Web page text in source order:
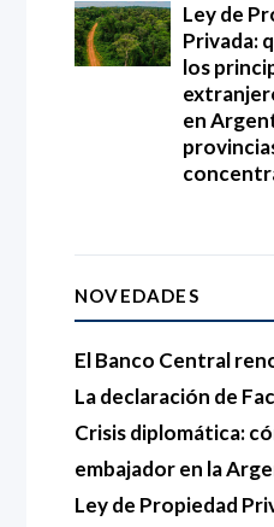
Ley de
Privada:
los
en
NOVEDADES
El Banco Central
La declaración de
Crisis diplomática:
embajador en la
Ley de Propiedad